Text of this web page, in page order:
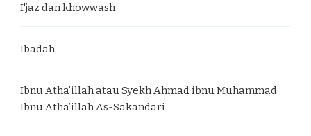
I'jaz dan khowwash
Ibadah
Ibnu Atha’illah atau Syekh Ahmad ibnu Muhammad
Ibnu Atha’illah As-Sakandari